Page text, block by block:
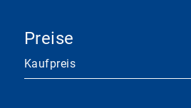
Preise
Kaufpreis